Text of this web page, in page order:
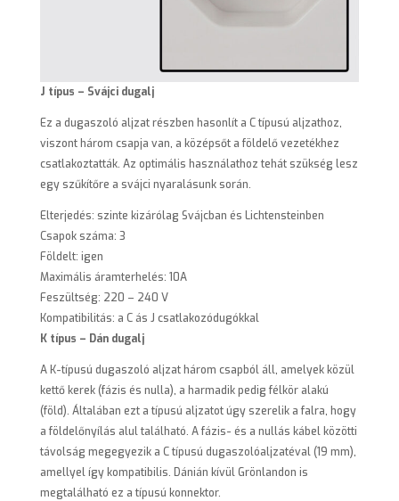
J típus – Svájci dugalj
Ez a dugaszoló aljzat részben hasonlít a C típusú aljzathoz,
viszont három csapja van, a középsőt a földelő vezetékhez
csatlakoztatták. Az optimális használathoz tehát szükség lesz
egy szűkítőre a svájci nyaralásunk során.
Elterjedés: szinte kizárólag Svájcban és Lichtensteinben
Csapok száma: 3
Földelt: igen
Maximális áramterhelés: 10A
Feszültség: 220 – 240 V
Kompatibilitás: a C ás J csatlakozódugókkal
K típus – Dán dugalj
A K-típusú dugaszoló aljzat három csapból áll, amelyek közül
kettő kerek (fázis és nulla), a harmadik pedig félkör alakú
(föld). Általában ezt a típusú aljzatot úgy szerelik a falra, hogy
a földelőnyílás alul található. A fázis- és a nullás kábel közötti
távolság megegyezik a C típusú dugaszolóaljzatéval (19 mm),
amellyel így kompatibilis. Dánián kívül Grönlandon is
megtalálható ez a típusú konnektor.